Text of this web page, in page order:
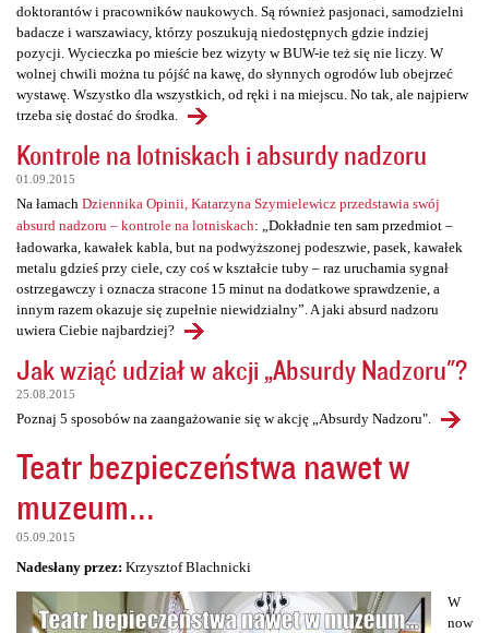
doktorantów i pracowników naukowych. Są również pasjonaci, samodzielni
badacze i warszawiacy, którzy poszukują niedostępnych gdzie indziej
pozycji. Wycieczka po mieście bez wizyty w BUW-ie też się nie liczy. W
wolnej chwili można tu pójść na kawę, do słynnych ogrodów lub obejrzeć
wystawę. Wszystko dla wszystkich, od ręki i na miejscu. No tak, ale najpierw
trzeba się dostać do środka.
Kontrole na lotniskach i absurdy nadzoru
01.09.2015
Na łamach Dziennika Opinii, Katarzyna Szymielewicz przedstawia swój
absurd nadzoru – kontrole na lotniskach: „Dokładnie ten sam przedmiot –
ładowarka, kawałek kabla, but na podwyższonej podeszwie, pasek, kawałek
metalu gdzieś przy ciele, czy coś w kształcie tuby – raz uruchamia sygnał
ostrzegawczy i oznacza stracone 15 minut na dodatkowe sprawdzenie, a
innym razem okazuje się zupełnie niewidzialny”. A jaki absurd nadzoru
uwiera Ciebie najbardziej?
Jak wziąć udział w akcji „Absurdy Nadzoru"?
25.08.2015
Poznaj 5 sposobów na zaangażowanie się w akcję „Absurdy Nadzoru".
Teatr bezpieczeństwa nawet w
muzeum...
05.09.2015
Nadesłany przez: Krzysztof Blachnicki
W
now